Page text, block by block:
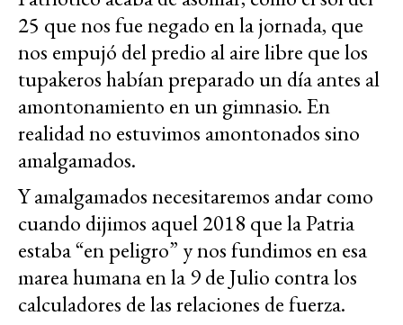
25 que nos fue negado en la jornada, que
nos empujó del predio al aire libre que los
tupakeros habían preparado un día antes al
amontonamiento en un gimnasio. En
realidad no estuvimos amontonados sino
amalgamados.
Y amalgamados necesitaremos andar como
cuando dijimos aquel 2018 que la Patria
estaba “en peligro” y nos fundimos en esa
marea humana en la 9 de Julio contra los
calculadores de las relaciones de fuerza.